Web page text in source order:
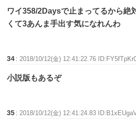
ワイ358/2Daysで止まってるから絶
くて3あんま手出す気になれんわ
34 : 2018/10/12(金) 12:41:22.76
小説版もあるぞ
35 : 2018/10/12(金) 12:41:24.83